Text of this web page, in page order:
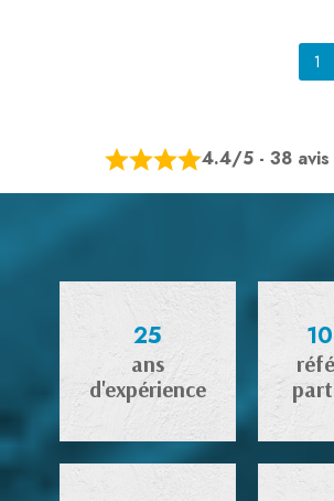
1
4.4/5 - 38 avis
25
ans
d'expérience